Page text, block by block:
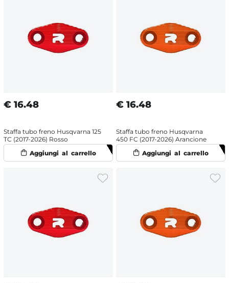
€ 16.48
Staffa tubo freno Husqvarna 125
TC (2017-2026) Rosso
€ 16.48
Staffa tubo freno Husqvarna
450 FC (2017-2026) Arancione